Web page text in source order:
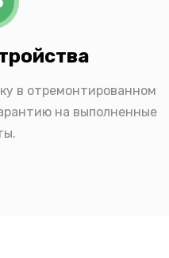
в отремонтированном
на выполненные